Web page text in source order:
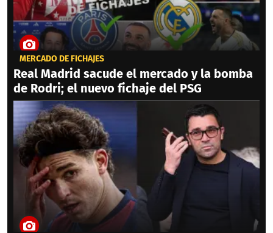
MERCADO DE FICHAJES
Real Madrid sacude el mercado y la bomba
de Rodri; el nuevo fichaje del PSG